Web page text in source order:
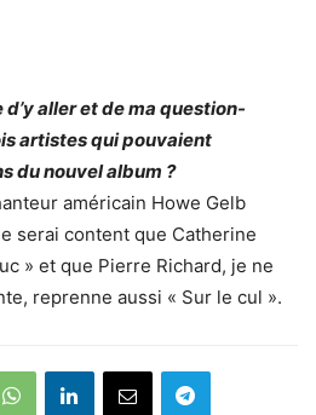
d’y aller et de ma question-
artistes qui pouvaient
du nouvel album ?
américain Howe Gelb
serai content que Catherine
» et que Pierre Richard, je ne
reprenne aussi « Sur le cul ».